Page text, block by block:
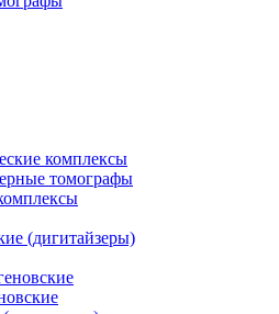
комплексы
томографы
(дигитайзеры)